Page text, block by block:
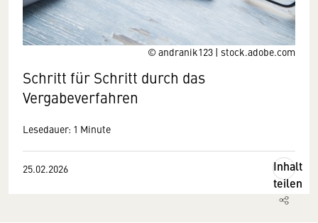
© andranik123 | stock.adobe.com
Schritt für Schritt durch das
Vergabeverfahren
Lesedauer: 1 Minute
25.02.2026
Inhalt
teilen